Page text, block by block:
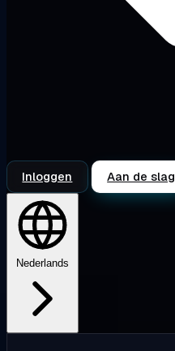
Inloggen Aan de slag
Nederlands